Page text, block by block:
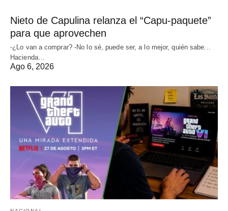
Nieto de Capulina relanza el “Capu-paquete”
para que aprovechen
-¿Lo van a comprar? -No lo sé, puede ser, a lo mejor, quién sabe...
Hacienda…
Ago 6, 2026